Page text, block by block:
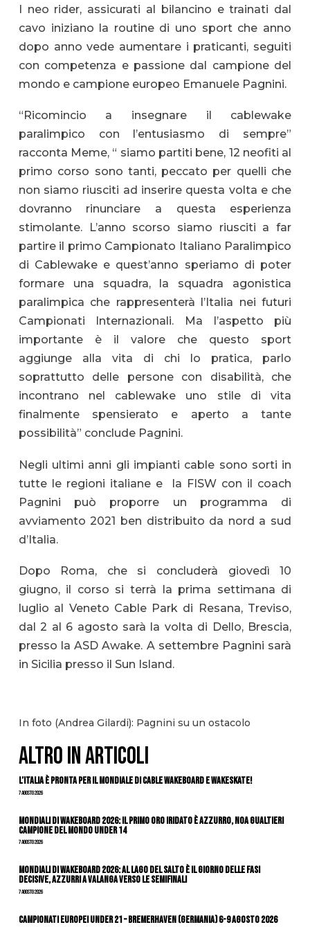
I neo rider, assicurati al bilancino e trainati dal
cavo iniziano la routine di uno sport che anno
dopo anno vede aumentare i praticanti, seguiti
con competenza e passione dal campione del
mondo e campione europeo Emanuele Pagnini.
“Ricomincio a insegnare il cablewake
paralimpico con l’entusiasmo di sempre”
racconta Meme, “ siamo partiti bene, 12 neofiti al
primo corso sono tanti, peccato per quelli che
non siamo riusciti ad inserire questa volta e che
dovranno rinunciare a questa esperienza
stimolante. L’anno scorso siamo riusciti a far
partire il primo Campionato Italiano Paralimpico
di Cablewake e quest’anno speriamo di poter
formare una squadra, la squadra agonistica
paralimpica che rappresenterà l’Italia nei futuri
Campionati Internazionali. Ma l’aspetto più
importante è il valore che questo sport
aggiunge alla vita di chi lo pratica, parlo
soprattutto delle persone con disabilità, che
incontrano nel cablewake uno stile di vita
finalmente spensierato e aperto a tante
possibilità” conclude Pagnini.
Negli ultimi anni gli impianti cable sono sorti in
tutte le regioni italiane e la FISW con il coach
Pagnini può proporre un programma di
avviamento 2021 ben distribuito da nord a sud
d’Italia.
Dopo Roma, che si concluderà giovedì 10
giugno, il corso si terrà la prima settimana di
luglio al Veneto Cable Park di Resana, Treviso,
dal 2 al 6 agosto sarà la volta di Dello, Brescia,
presso la ASD Awake. A settembre Pagnini sarà
in Sicilia presso il Sun Island.
In foto (Andrea Gilardi): Pagnini su un ostacolo
ALTRO IN ARTICOLI
L’Italia è pronta per il Mondiale di Cable Wakeboard e Wakeskate!
7 Agosto 2026
Mondiali di Wakeboard 2026: il primo oro iridato è azzurro, Noa Gualtieri
campione del mondo Under 14
7 Agosto 2026
Mondiali di Wakeboard 2026: al Lago del Salto è il giorno delle fasi
decisive, azzurri a valanga verso le semifinali
7 Agosto 2026
Campionati Europei Under 21 – Bremerhaven (Germania) 6-9 agosto 2026